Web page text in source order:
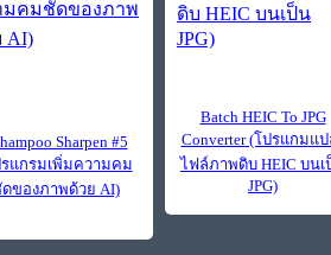
Sharpen #5
แกรมเพิ่มความคม
ของภาพด้วย AI)
Batch HEIC To JPG
Converter (โปรแกมแป
ไฟล์ภาพดิบ HEIC บนเ
JPG)